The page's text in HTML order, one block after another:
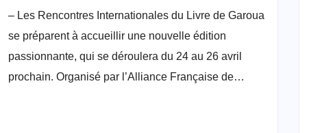
– Les Rencontres Internationales du Livre de Garoua
se préparent à accueillir une nouvelle édition
passionnante, qui se déroulera du 24 au 26 avril
prochain. Organisé par l’Alliance Française de…